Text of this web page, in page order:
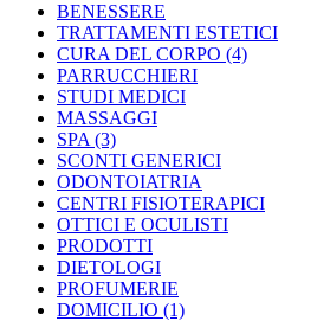
BENESSERE
TRATTAMENTI ESTETICI
CURA DEL CORPO (4)
PARRUCCHIERI
STUDI MEDICI
MASSAGGI
SPA (3)
SCONTI GENERICI
ODONTOIATRIA
CENTRI FISIOTERAPICI
OTTICI E OCULISTI
PRODOTTI
DIETOLOGI
PROFUMERIE
DOMICILIO (1)